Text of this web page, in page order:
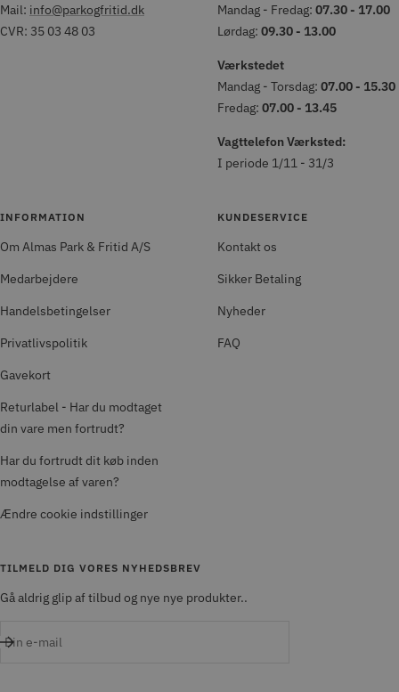
Mail: info@parkogfritid.dk
CVR: 35 03 48 03
Mandag - Fredag: 07.30 - 17.00
Lørdag: 09.30 - 13.00
Værkstedet
Mandag - Torsdag: 07.00 - 15.30
Fredag: 07.00 - 13.45
Vagttelefon Værksted:
I periode 1/11 - 31/3
INFORMATION
Om Almas Park & Fritid A/S
Medarbejdere
Handelsbetingelser
Privatlivspolitik
Gavekort
Returlabel - Har du modtaget
din vare men fortrudt?
Har du fortrudt dit køb inden
modtagelse af varen?
Ændre cookie indstillinger
KUNDESERVICE
Kontakt os
Sikker Betaling
Nyheder
FAQ
TILMELD DIG VORES NYHEDSBREV
Gå aldrig glip af tilbud og nye nye produkter..
Din e-mail